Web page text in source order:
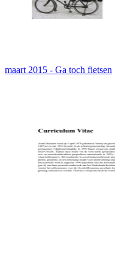
maart 2015 - Ga toch fietsen